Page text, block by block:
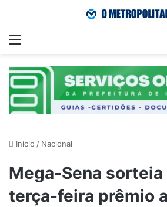
Menu
Início / Nacional
Mega-Sena
terça-feira prêmio